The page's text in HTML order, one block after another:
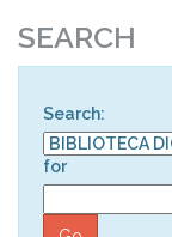
SEARCH
Search:
for